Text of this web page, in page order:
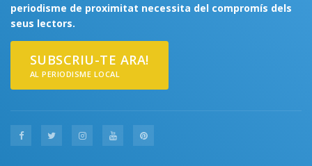
periodisme de proximitat necessita del compromís dels
seus lectors.
SUBSCRIU-TE ARA!
AL PERIODISME LOCAL